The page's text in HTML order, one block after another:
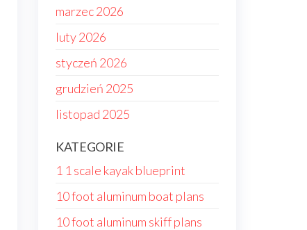
marzec 2026
luty 2026
styczeń 2026
grudzień 2025
listopad 2025
KATEGORIE
1 1 scale kayak blueprint
10 foot aluminum boat plans
10 foot aluminum skiff plans